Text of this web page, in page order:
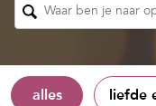
Waar ben je naar op
alles liefde